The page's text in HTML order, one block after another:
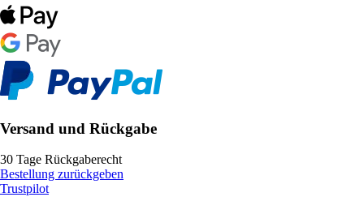
Versand und Rückgabe
30 Tage Rückgaberecht
Bestellung zurückgeben
Trustpilot